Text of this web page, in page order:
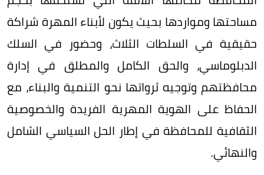
مساحتها ومواردها بحيث يكون لأبناء المهرة شراكة
حقيقية في السلطات الثلاث، وحضور في السلك
الدبلوماسي، والحق الكامل والمطلق في إدارة
محافظتهم وتوجيه ثرواتها نحو التنمية والبناء، مع
الحفاظ على الهوية المهرية الفريدة والخصوصية
الثقافية للمحافظة في إطار الحل السياسي الشامل
والنهائي.